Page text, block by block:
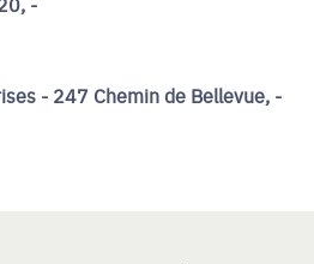
- 247 Chemin de Bellevue, -